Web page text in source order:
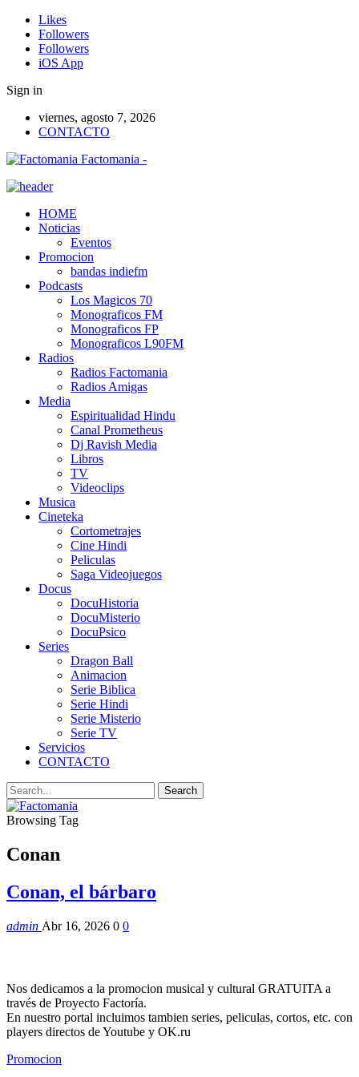
Likes
Followers
Followers
iOS App
Sign in
viernes, agosto 7, 2026
CONTACTO
Factomania -
HOME
Noticias
Eventos
Promocion
bandas indiefm
Podcasts
Los Magicos 70
Monograficos FM
Monograficos FP
Monograficos L90FM
Radios
Radios Factomania
Radios Amigas
Media
Espiritualidad Hindu
Canal Prometheus
Dj Ravish Media
Libros
TV
Videoclips
Musica
Cineteka
Cortometrajes
Cine Hindi
Peliculas
Saga Videojuegos
Docus
DocuHistoria
DocuMisterio
DocuPsico
Series
Dragon Ball
Animacion
Serie Biblica
Serie Hindi
Serie Misterio
Serie TV
Servicios
CONTACTO
Browsing Tag
Conan
Conan, el bárbaro
admin Abr 16, 2026 0 0
Nos dedicamos a la promocion musical y cultural GRATUITA a
través de Proyecto Factoría.
En nuestro portal incluimos tambien series, peliculas, cortos, etc. con
players directos de Youtube y OK.ru
Promocion